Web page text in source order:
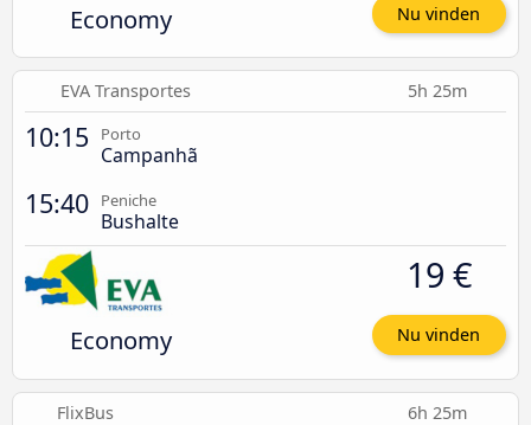
Economy Nu vinden
EVA Transportes 5h 25m
10:15 Porto
Campanhã
15:40 Peniche
Bushalte
Economy
19 €
Nu vinden
FlixBus 6h 25m